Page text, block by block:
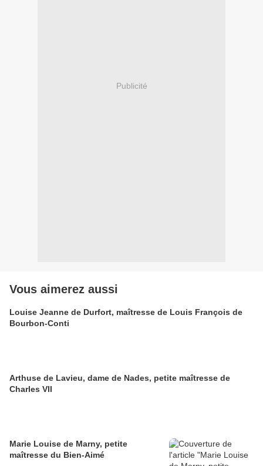
Publicité
Vous aimerez aussi
Louise Jeanne de Durfort, maîtresse de Louis François de
Bourbon-Conti
Arthuse de Lavieu, dame de Nades, petite maîtresse de
Charles VII
Marie Louise de Marny, petite
maîtresse du Bien-Aimé